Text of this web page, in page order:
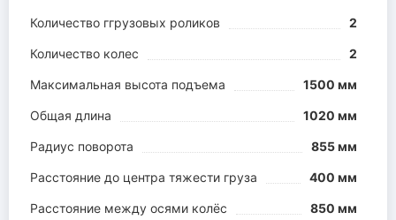
Количество ггрузовых роликов 2
Количество колес 2
Максимальная высота подъема 1500 мм
Общая длина 1020 мм
Радиус поворота 855 мм
Расстояние до центра тяжести груза 400 мм
Расстояние между осями колёс 850 мм